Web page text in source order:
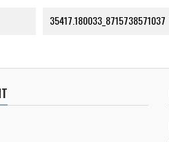
35417.180033_8715738571037